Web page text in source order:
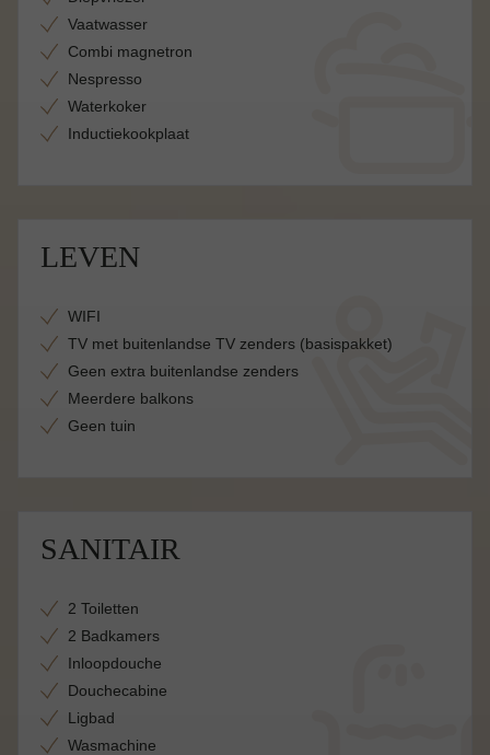
Vaatwasser
Combi magnetron
Nespresso
Waterkoker
Inductiekookplaat
LEVEN
WIFI
TV met buitenlandse TV zenders (basispakket)
Geen extra buitenlandse zenders
Meerdere balkons
Geen tuin
SANITAIR
2 Toiletten
2 Badkamers
Inloopdouche
Douchecabine
Ligbad
Wasmachine